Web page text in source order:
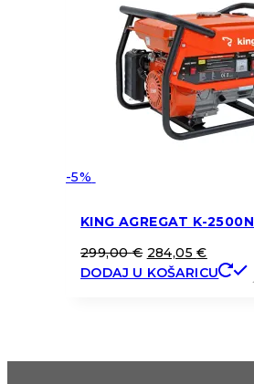
-5%
KING AGREGAT K-2500N
299,00€ 284,05€
DODAJ U KOŠARICU